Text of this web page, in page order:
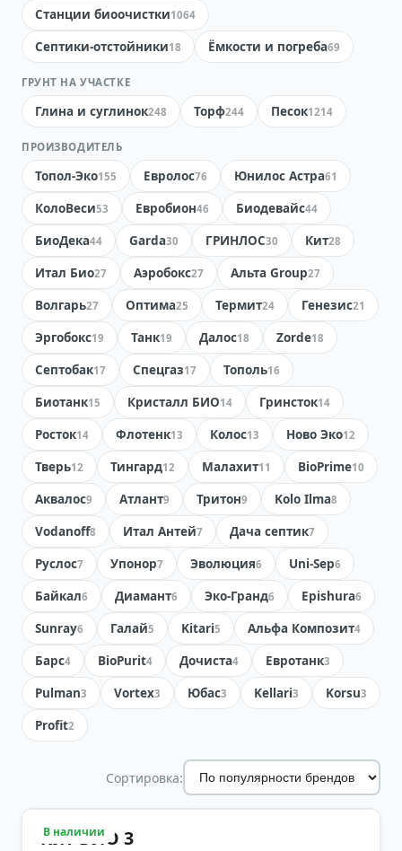
Станции биоочистки1064
Септики-отстойники18 Ёмкости и погреба69
ГРУНТ НА УЧАСТКЕ
Глина и суглинок248 Торф244 Песок1214
ПРОИЗВОДИТЕЛЬ
Топол-Эко155 Евролос76 Юнилос Астра61
КолоВеси53 Евробион46 Биодевайс44
БиоДека44 Garda30 ГРИНЛОС30 Кит28
Итал Био27 Аэробокс27 Альта Group27
Волгарь27 Оптима25 Термит24 Генезис21
Эргобокс19 Танк19 Далос18 Zorde18
Септобак17 Спецгаз17 Тополь16
Биотанк15 Кристалл БИО14 Гринсток14
Росток14 Флотенк13 Колос13 Ново Эко12
Тверь12 Тингард12 Малахит11 BioPrime10
Аквалос9 Атлант9 Тритон9 Kolo Ilma8
Vodanoff8 Итал Антей7 Дача септик7
Руслос7 Упонор7 Эволюция6 Uni-Sep6
Байкал6 Диамант6 Эко-Гранд6 Epishura6
Sunray6 Галай5 Kitari5 Альфа Композит4
Барс4 BioPurit4 Дочиста4 Евротанк3
Pulman3 Vortex3 Юбас3 Kellari3 Korsu3
Profit2
Сортировка:
В наличии
Кит БИО 3